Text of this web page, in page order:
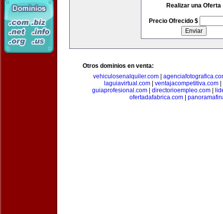
Realizar una Oferta
Precio Ofrecido $
Otros dominios en venta:
vehiculosenalquiler.com
laguiavirtual.com
ventajacompetitiva.com
guiaprofesional.com| directorioempleo.com|
ofertadafabrica.com|